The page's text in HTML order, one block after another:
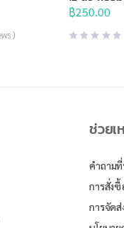
)
แบบ
฿250.00
ช่วยเ
คำถาม
การสั่งซื้
การจัด